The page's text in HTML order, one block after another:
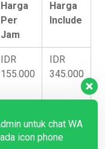
Harga
Per
Jam
Harga
Include
IDR
155.000
IDR
345.000
IDR
285.000
IDR
435.000
untuk chat WA
icon phone